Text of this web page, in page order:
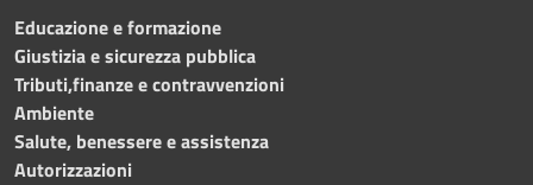
Educazione e formazione
Giustizia e sicurezza pubblica
Tributi,finanze e contravvenzioni
Ambiente
Salute, benessere e assistenza
Autorizzazioni